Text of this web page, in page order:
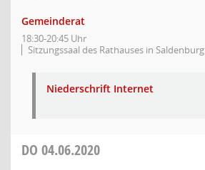
Gemeinderat
18:30-20:45 Uhr
Sitzungssaal des Rathauses in Saldenburg
Niederschrift Internet
DO 04.06.2020